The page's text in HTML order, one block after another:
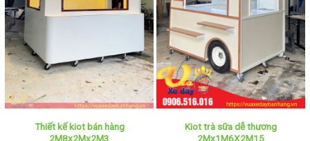
Thiết kế kiot bán hàng
2M8x2Mx2M3
Kiot trà sữa dễ thương
2Mx1M6X2M15